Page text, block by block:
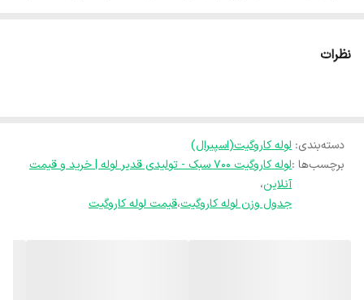
هم چنین لوله اسپیرال مسلح شناخته می شود.
نظرات
دسته‌بندی: لوله کاروگیت(اسپیرال)
برچسب‌ها :
لوله کاروگیت ۷۰۰ سبک - تولیدی قدیر لوله | خرید و قیمت
آنلاین،
جدول وزن لوله کاروگیت،قیمت لوله کاروگیت